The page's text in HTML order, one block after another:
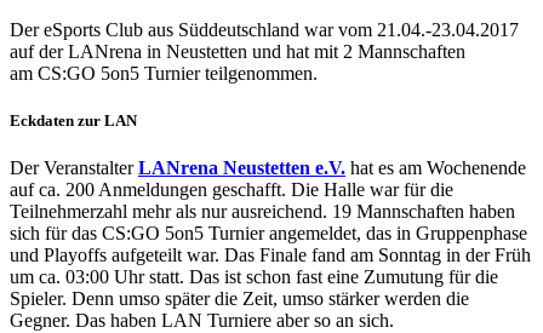
Der eSports Club aus Süddeutschland war vom 21.04.-23.04.2017
auf der LANrena in Neustetten und hat mit 2 Mannschaften
am CS:GO 5on5 Turnier teilgenommen.
Eckdaten zur LAN
Der VeranstalterLANrena Neustetten e.V. hat es am Wochenende
auf ca. 200 Anmeldungen geschafft. Die Halle war für die
Teilnehmerzahl mehr als nur ausreichend. 19 Mannschaften haben
sich für das CS:GO 5on5 Turnier angemeldet, das in Gruppenphase
und Playoffs aufgeteilt war. Das Finale fand am Sonntag in der Früh
um ca. 03:00 Uhr statt. Das ist schon fast eine Zumutung für die
Spieler. Denn umso später die Zeit, umso stärker werden die
Gegner. Das haben LAN Turniere aber so an sich.